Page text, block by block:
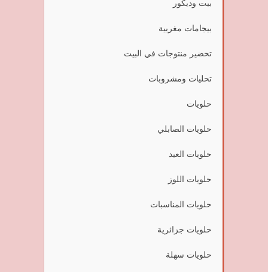
بيت وديكور
بيجامات مغربية
تحضير منتوجات في البيت
تحليات ومشروبات
حلويات
حلويات الصابلي
حلويات العيد
حلويات اللوز
حلويات المناسبات
حلويات جزائرية
حلويات سهلة